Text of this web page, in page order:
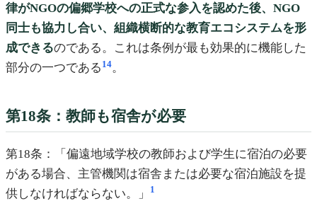
律がNGOの偏郷学校への正式な参入を認めた後、NGO
同士も協力し合い、組織横断的な教育エコシステムを形
成できるのである。これは条例が最も効果的に機能した
部分の一つである 14。
第18条：教師も宿舎が必要
第18条：「偏遠地域学校の教師および学生に宿泊の必要
がある場合、主管機関は宿舎または必要な宿泊施設を提
供しなければならない。」
1